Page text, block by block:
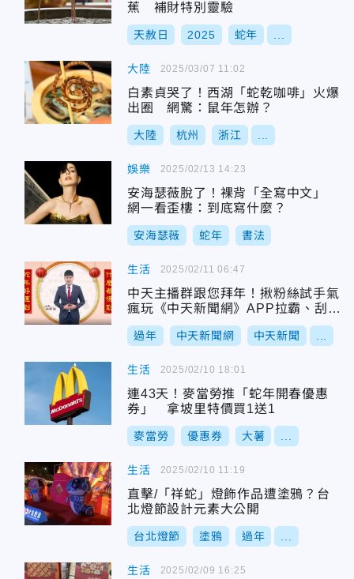
蕉 補財特別靈驗
天赦日 2025 蛇年
大陸
白素貞哭了！西湖「蛇乾咖啡」火爆
出圈 網驚：鼠年怎辦？
大陸 杭州 浙江
2025/03/07 11:02
娛樂
安海瑟薇脫了！裸背「全寫中文」
網一看歪樓：到底寫什麼？
安海瑟薇 蛇年 書法
2025/02/13 14:23
生活
中天主播群跟您拜年！揪粉絲試手氣
瘋玩《中天新聞網》APP拉霸、刮刮
樂
過年 中天新聞網 中天新聞
2025/02/11 06:47
生活
連43天！麥當勞推「蛇年開春優惠
券」 拿坡里特價買1送1
麥當勞 優惠券 大薯
2025/02/10 18:01
生活
直擊/「祥蛇」燈飾作品遭塗鴉？台
北燈節設計元素大公開
台北燈節 塗鴉 過年
2025/02/10 11:19
生活 2025/02/09 16:25